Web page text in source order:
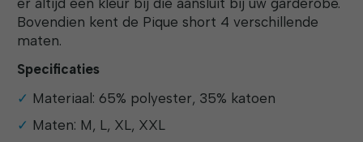
Bovendien kent de Pique short 4 verschillende
maten.
Specificaties
Materiaal: 65% polyester, 35% katoen
Maten: M, L, XL, XXL